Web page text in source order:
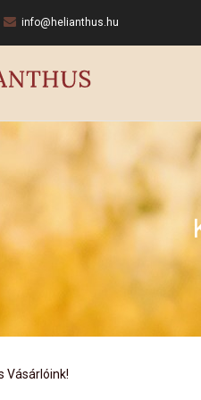
info@helianthus.hu
Vásárlóink!